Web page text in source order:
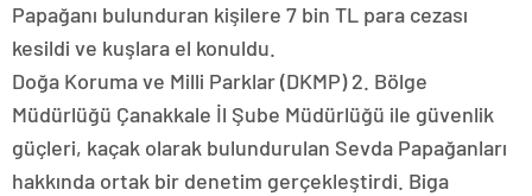
Papağanı bulunduran kişilere 7 bin TL para cezası
kesildi ve kuşlara el konuldu.
Doğa Koruma ve Milli Parklar (DKMP) 2. Bölge
Müdürlüğü Çanakkale İl Şube Müdürlüğü ile güvenlik
güçleri, kaçak olarak bulundurulan Sevda Papağanları
hakkında ortak bir denetim gerçekleştirdi. Biga